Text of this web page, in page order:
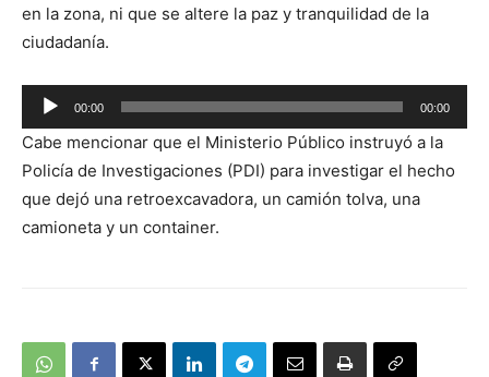
en la zona, ni que se altere la paz y tranquilidad de la
ciudadanía.
Reproductor
de
audio
00:00 00:00
Cabe mencionar que el Ministerio Público instruyó a la
Policía de Investigaciones (PDI) para investigar el hecho
que dejó una retroexcavadora, un camión tolva, una
camioneta y un container.